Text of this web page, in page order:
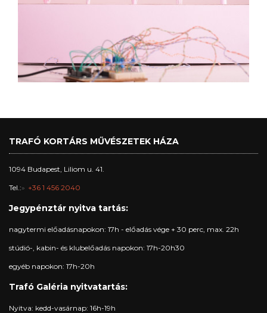
TRAFÓ KORTÁRS MŰVÉSZETEK HÁZA
1094 Budapest, Liliom u. 41.
Tel.: +36 1 456 2040
Jegypénztár nyitva tartás:
nagytermi előadásnapokon: 17h - előadás vége + 30 perc, max. 22h
stúdió-, kabin- és klubelőadás napokon: 17h-20h30
egyéb napokon: 17h-20h
Trafó Galéria nyitvatartás:
Nyitva: kedd-vasárnap: 16h-19h